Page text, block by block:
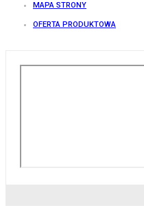
MAPA STRONY
OFERTA PRODUKTOWA